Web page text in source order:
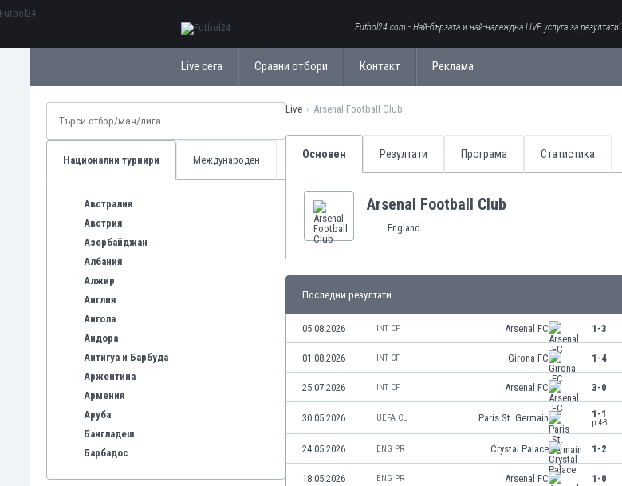
Futbol24.com - Най-бързата и най-надеждна LIVE услуга за резултати!
Live сега Сравни отбори Контакт Реклама
Национални турнири Международен
Австралия
Австрия
Азербайджан
Албания
Алжир
Англия
Ангола
Андора
Антигуа и Барбуда
Аржентина
Армения
Аруба
Бангладеш
Барбадос
Live Arsenal Football Club
Основен Резултати Програма Статистика
Arsenal Football Club
England
Последни резултати
05.08.2026 INT CF Arsenal FC 1-3
01.08.2026 INT CF Girona FC 1-4
25.07.2026 INT CF Arsenal FC 3-0
30.05.2026 UEFA CL Paris St. Germain 1-1
p.4-3
24.05.2026 ENG PR Crystal Palace 1-2
18.05.2026 ENG PR Arsenal FC 1-0